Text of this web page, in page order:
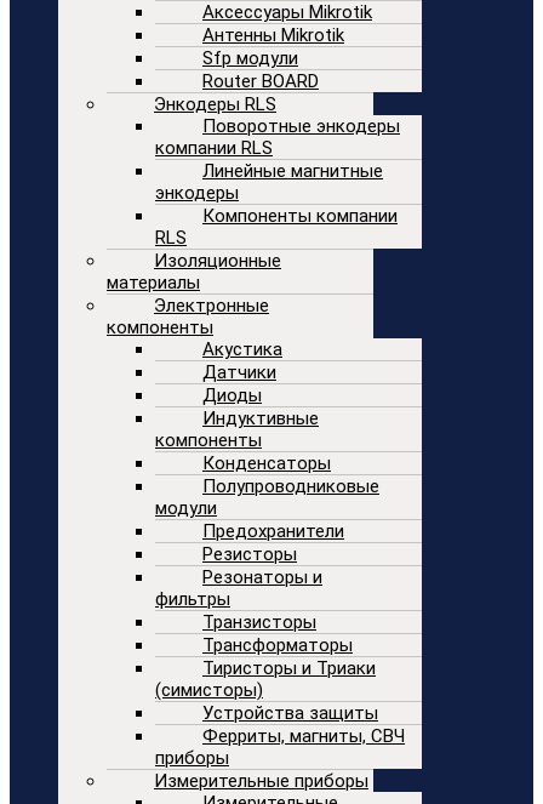
Аксессуары Mikrotik
Антенны Mikrotik
Sfp модули
Router BOARD
Энкодеры RLS
Поворотные энкодеры
компании RLS
Линейные магнитные
энкодеры
Компоненты компании
RLS
Изоляционные
материалы
Электронные
компоненты
Акустика
Датчики
Диоды
Индуктивные
компоненты
Конденсаторы
Полупроводниковые
модули
Предохранители
Резисторы
Резонаторы и
фильтры
Транзисторы
Трансформаторы
Тиристоры и Триаки
(симисторы)
Устройства защиты
Ферриты, магниты, СВЧ
приборы
Измерительные приборы